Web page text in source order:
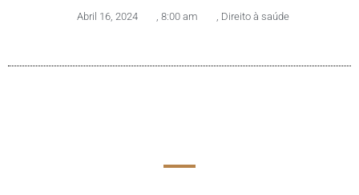
Abril 16, 2024 , 8:00 am , Direito à saúde